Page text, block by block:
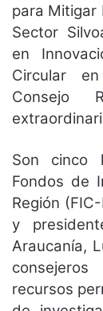
para Mitigar
Sector
en
Circular
Consejo
Son cinco
Fondos de
Región
y
Araucanía,
recursos